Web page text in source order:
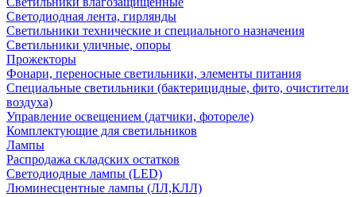
Светодиодная лента, гирлянды
Светильники технические и специального назначения
Светильники уличные, опоры
Прожекторы
Фонари, переносные светильники, элементы питания
Специальные светильники (бактерицидные, фито, очистители
воздуха)
Управление освещением (датчики, фотореле)
Комплектующие для светильников
Лампы
Распродажа складских остатков
Светодиодные лампы (LED)
Люминесцентные лампы (ЛЛ,КЛЛ)